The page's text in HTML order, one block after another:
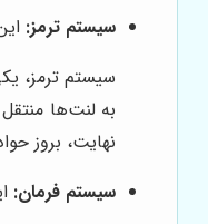
سیستم ترمز:
سیستم ترمز،
به لنت‌ها
نهایت، بروز
سیستم فرمان: